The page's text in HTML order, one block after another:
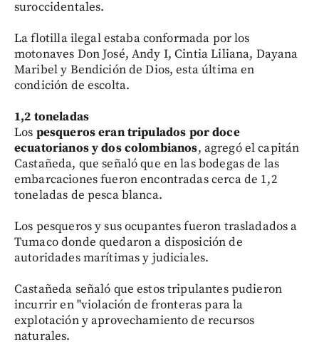
suroccidentales.
La flotilla ilegal estaba conformada por los
motonaves Don José, Andy I, Cintia Liliana, Dayana
Maribel y Bendición de Dios, esta última en
condición de escolta.
1,2 toneladas
Los pesqueros eran tripulados por doce
ecuatorianos y dos colombianos, agregó el capitán
Castañeda, que señaló que en las bodegas de las
embarcaciones fueron encontradas cerca de 1,2
toneladas de pesca blanca.
Los pesqueros y sus ocupantes fueron trasladados a
Tumaco donde quedaron a disposición de
autoridades marítimas y judiciales.
Castañeda señaló que estos tripulantes pudieron
incurrir en "violación de fronteras para la
explotación y aprovechamiento de recursos
naturales.